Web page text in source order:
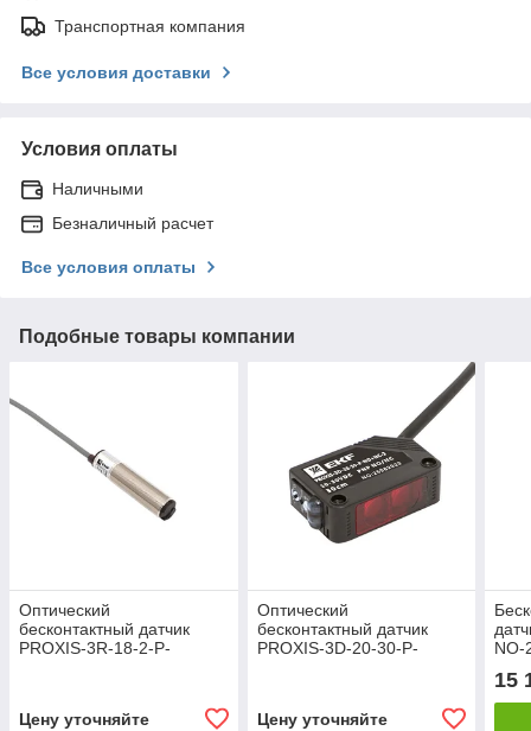
Транспортная компания
Все условия доставки
Условия оплаты
Наличными
Безналичный расчет
Все условия оплаты
Подобные товары компании
Оптический
бесконтактный датчик
PROXIS-3R-18-2-P-
Цену уточняйте
Оптический
бесконтактный датчик
PROXIS-3D-20-30-P-
Цену уточняйте
NO-
15